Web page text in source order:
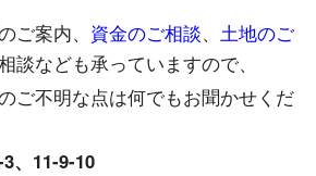
ご案内、 資金のご相談、 土地のご
談なども承っていますので、
ご不明な点は何でもお聞かせくだ
、11-9-10